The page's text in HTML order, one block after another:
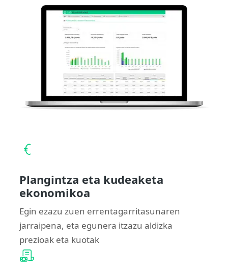
Plangintza eta kudeaketa
ekonomikoa
Egin ezazu zuen errentagarritasunaren
jarraipena, eta egunera itzazu aldizka
prezioak eta kuotak